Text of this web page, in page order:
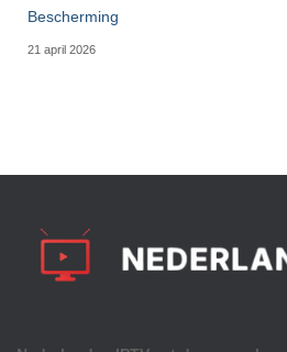
Bescherming
21 april 2026